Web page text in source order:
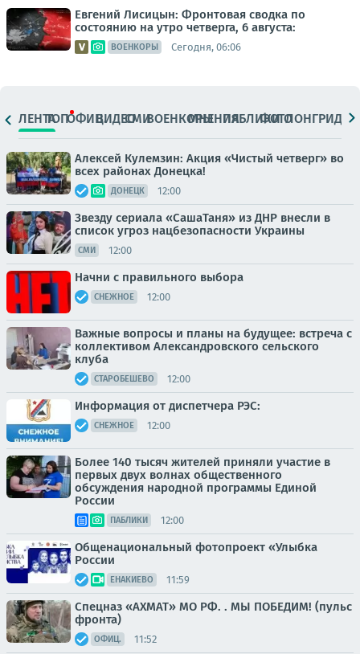
Евгений Лисицын: Фронтовая сводка по
состоянию на утро четверга, 6 августа:
ВОЕНКОРЫ Сегодня, 06:06
ЛЕНТАТОПОФИЦ.ВИДЕОСМИВОЕНКОРЫМНЕНИЯПАБЛИКИ
ФОТОЛОНГРИДЫ
Алексей Кулемзин: Акция «Чистый четверг» во
всех районах Донецка!
ДОНЕЦК 12:00
Звезду сериала «СашаТаня» из ДНР внесли в
список угроз нацбезопасности Украины
СМИ 12:00
Начни с правильного выбора
СНЕЖНОЕ 12:00
Важные вопросы и планы на будущее: встреча с
коллективом Александровского сельского
клуба
СТАРОБЕШЕВО 12:00
Информация от диспетчера РЭС:
СНЕЖНОЕ 12:00
Более 140 тысяч жителей приняли участие в
первых двух волнах общественного
обсуждения народной программы Единой
России
ПАБЛИКИ 12:00
Общенациональный фотопроект «Улыбка
России
ЕНАКИЕВО 11:59
Спецназ «АХМАТ» МО РФ. . МЫ ПОБЕДИМ! (пульс
фронта)
ОФИЦ. 11:52